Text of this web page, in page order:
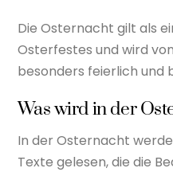
Die Osternacht gilt als
Osterfestes und wird
besonders feierlich und
Was wird in der
In der Osternacht
Texte gelesen, die die